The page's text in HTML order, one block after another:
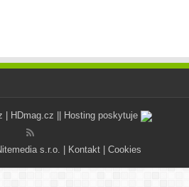
HDmag.cz || Hosting poskytuje
s.r.o. | Kontakt Cookies